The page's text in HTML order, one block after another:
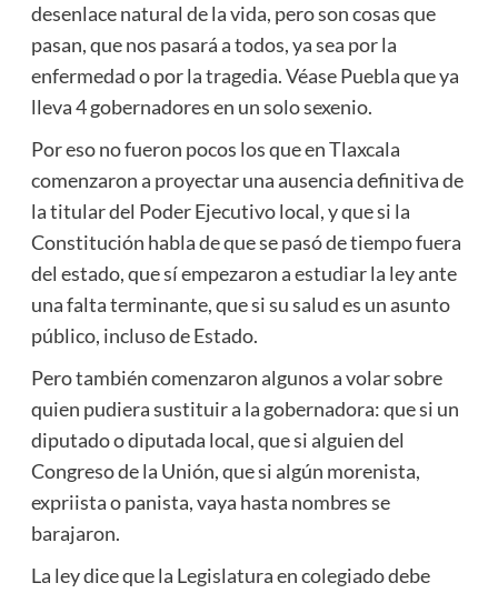
desenlace natural de la vida, pero son cosas que
pasan, que nos pasará a todos, ya sea por la
enfermedad o por la tragedia. Véase Puebla que ya
lleva 4 gobernadores en un solo sexenio.
Por eso no fueron pocos los que en Tlaxcala
comenzaron a proyectar una ausencia definitiva de
la titular del Poder Ejecutivo local, y que si la
Constitución habla de que se pasó de tiempo fuera
del estado, que sí empezaron a estudiar la ley ante
una falta terminante, que si su salud es un asunto
público, incluso de Estado.
Pero también comenzaron algunos a volar sobre
quien pudiera sustituir a la gobernadora: que si un
diputado o diputada local, que si alguien del
Congreso de la Unión, que si algún morenista,
expriista o panista, vaya hasta nombres se
barajaron.
La ley dice que la Legislatura en colegiado debe